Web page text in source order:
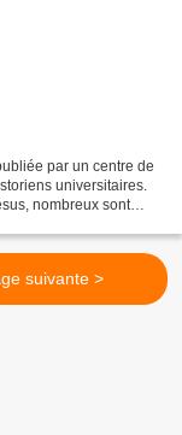
par un centre de
universitaires.
nombreux sont
suivante >